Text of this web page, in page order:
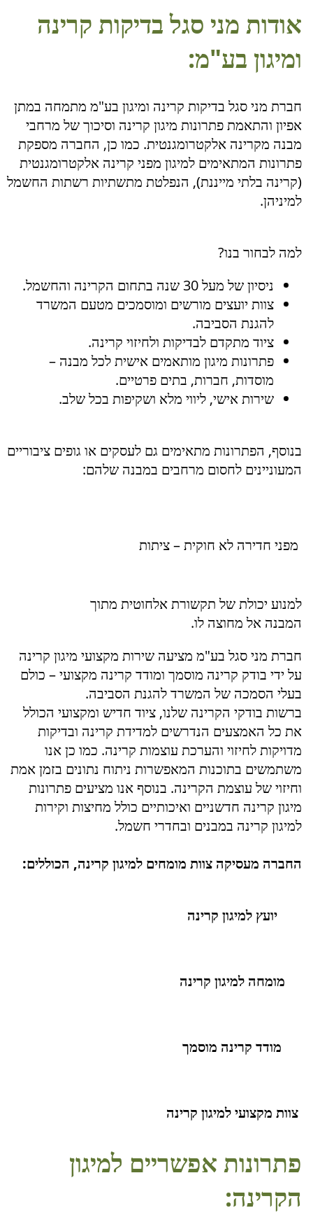
אודות מני סגל בדיקות קרינה
ומיגון בע"מ:
חברת מני סגל בדיקות קרינה ומיגון בע"מ מתמחה במתן
אפיון והתאמת פתרונות מיגון קרינה וסיכוך של מרחבי
מבנה מקרינה אלקטרומגנטית. כמו כן, החברה מספקת
פתרונות המתאימים למיגון מפני קרינה אלקטרומגנטית
(קרינה בלתי מייננת), הנפלטת מתשתיות רשתות החשמל
למיניהן.
למה לבחור בנו?
ניסיון של מעל 30 שנה בתחום הקרינה והחשמל.
צוות יועצים מורשים ומוסמכים מטעם המשרד
להגנת הסביבה.
ציוד מתקדם לבדיקות ולחיזוי קרינה.
פתרונות מיגון מותאמים אישית לכל מבנה –
מוסדות, חברות, בתים פרטיים.
שירות אישי, ליווי מלא ושקיפות בכל שלב.
בנוסף, הפתרונות מתאימים גם לעסקים או גופים ציבוריים
המעוניינים לחסום מרחבים במבנה שלהם:
מפני חדירה לא חוקית – ציתות
למנוע יכולת של תקשורת אלחוטית מתוך
המבנה אל מחוצה לו.
חברת מני סגל בע"מ מציעה שירות מקצועי מיגון קרינה
על ידי בודק קרינה מוסמך ומודד קרינה מקצועי – כולם
בעלי הסמכה של המשרד להגנת הסביבה.
ברשות בודקי הקרינה שלנו, ציוד חדיש ומקצועי הכולל
את כל האמצעים הנדרשים למדידת קרינה ובדיקות
מדויקות לחיזוי והערכת עוצמות קרינה. כמו כן אנו
משתמשים בתוכנות המאפשרות ניתוח נתונים בזמן אמת
וחיזוי של עוצמת הקרינה. בנוסף אנו מציעים פתרונות
מיגון קרינה חדשניים ואיכותיים כולל מחיצות וקירות
למיגון קרינה במבנים ובחדרי חשמל.
החברה מעסיקה צוות מומחים למיגון קרינה, הכוללים:
יועץ למיגון קרינה
מומחה למיגון קרינה
מודד קרינה מוסמך
צוות מקצועי למיגון קרינה
פתרונות אפשריים למיגון
הקרינה: